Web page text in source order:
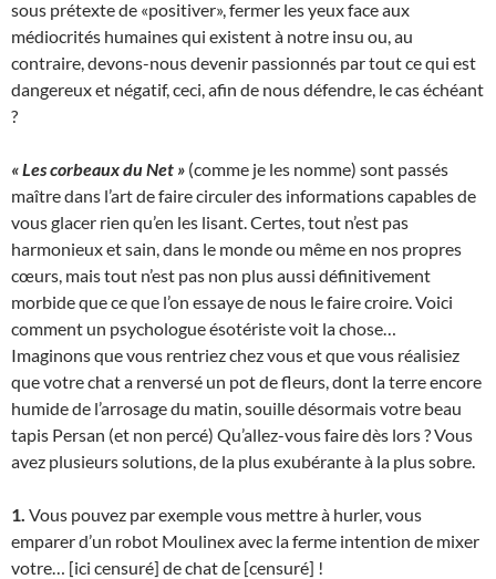
sous prétexte de «positiver», fermer les yeux face aux
médiocrités humaines qui existent à notre insu ou, au
contraire, devons-nous devenir passionnés par tout ce qui est
dangereux et négatif, ceci, afin de nous défendre, le cas échéant
?
« Les corbeaux du Net » (comme je les nomme) sont passés
maître dans l’art de faire circuler des informations capables de
vous glacer rien qu’en les lisant. Certes, tout n’est pas
harmonieux et sain, dans le monde ou même en nos propres
cœurs, mais tout n’est pas non plus aussi définitivement
morbide que ce que l’on essaye de nous le faire croire. Voici
comment un psychologue ésotériste voit la chose…
Imaginons que vous rentriez chez vous et que vous réalisiez
que votre chat a renversé un pot de fleurs, dont la terre encore
humide de l’arrosage du matin, souille désormais votre beau
tapis Persan (et non percé) Qu’allez-vous faire dès lors ? Vous
avez plusieurs solutions, de la plus exubérante à la plus sobre.
1. Vous pouvez par exemple vous mettre à hurler, vous
emparer d’un robot Moulinex avec la ferme intention de mixer
votre… [ici censuré] de chat de [censuré] !